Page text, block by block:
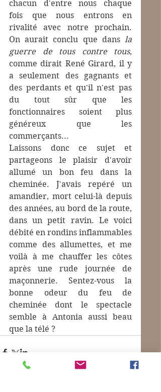
chacun d'entre nous chaque
fois que nous entrons en
rivalité avec notre prochain.
On aurait conclu que dans la
guerre de tous contre tous,
comme dirait René Girard, il y
a seulement des gagnants et
des perdants et qu'il n'est pas
du tout sûr que les
fonctionnaires soient plus
généreux que les
commerçants...
Laissons donc ce sujet et
partageons le plaisir d'avoir
allumé un bon feu dans la
cheminée. J'avais repéré un
amandier, mort celui-là depuis
des années, au bord de la route,
dans un petit ravin. Le voici
débité en rondins inflammables
comme des allumettes, et me
voilà à me chauffer les côtes
après une rude journée de
maçonnerie. Sentez-vous la
bonne odeur du feu de
cheminée dont le spectacle
semble à Antonia aussi beau
que la télé ?